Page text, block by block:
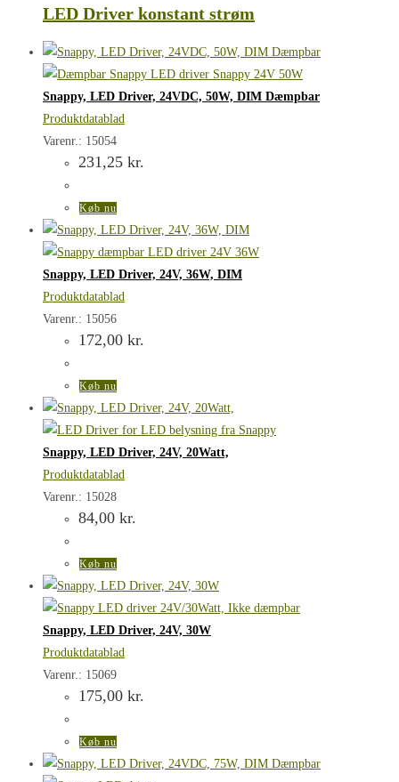
LED Driver konstant strøm
Snappy, LED Driver, 24VDC, 50W, DIM Dæmpbar
Produktdatablad
Varenr.: 15054
231,25 kr.
Køb nu
Snappy, LED Driver, 24V, 36W, DIM
Produktdatablad
Varenr.: 15056
172,00 kr.
Køb nu
Snappy, LED Driver, 24V, 20Watt,
Produktdatablad
Varenr.: 15028
84,00 kr.
Køb nu
Snappy, LED Driver, 24V, 30W
Produktdatablad
Varenr.: 15069
175,00 kr.
Køb nu